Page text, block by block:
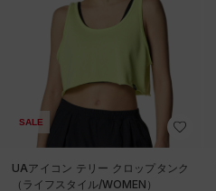
SALE
UAアイコン テリー クロップタンク
（ライフスタイル/WOMEN）